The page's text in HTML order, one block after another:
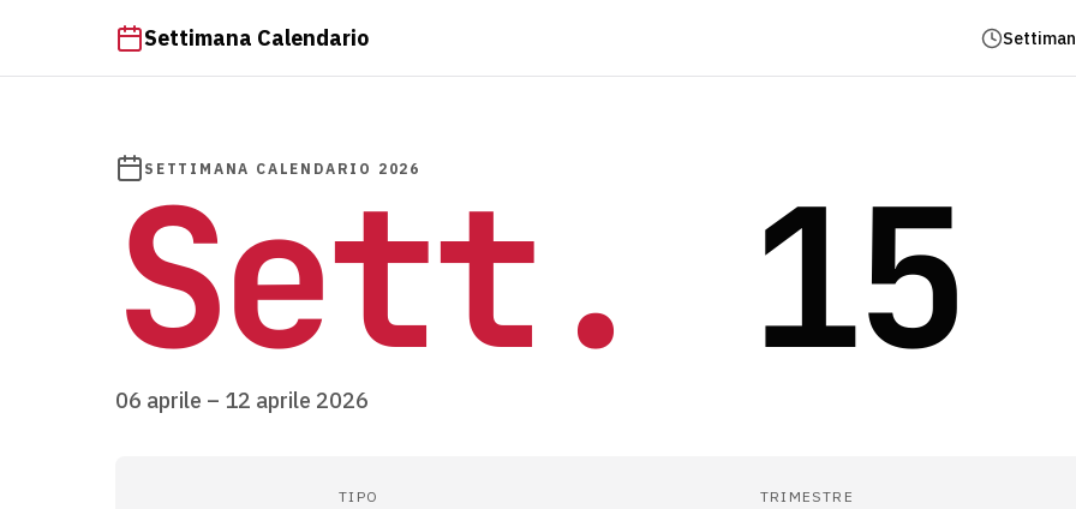
Settimana Calendario
SETTIMANA CALENDARIO 2026
Sett. 15
06 aprile – 12 aprile 2026
TIPO TRIMESTRE